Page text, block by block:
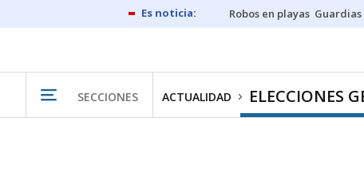
Robos en playas
SECCIONES ACTUALIDAD ELECCIONES